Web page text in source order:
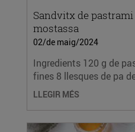
Sandvitx de
mostassa
02/de maig/2024
Ingredients 120 g de
fines 8 llesques de pa
LLEGIR MÉS